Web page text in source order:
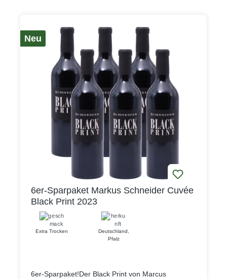
Neu
6er-Sparpaket Markus Schneider Cuvée
Black Print 2023
Extra Trocken Deutschland
Pfalz
6er-Sparpaket!Der Black Print von Marcus